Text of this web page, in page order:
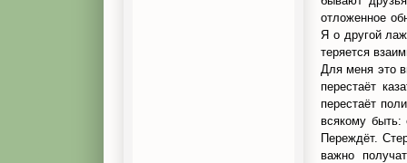
отложенное
Я о другой
теряется
Для меня это
перестаёт
перестаёт
всякому быть:
Переждёт.
важно